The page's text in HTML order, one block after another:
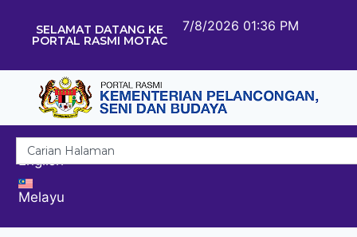
SELAMAT DATANG KE
PORTAL RASMI MOTAC
7/8/2026 01:36 PM
English
Melayu